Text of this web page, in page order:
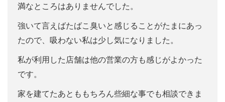
満なところはありませんでした。
強いて言えばたばこ臭いと感じることがたまにあっ
たので、吸わない私は少し気になりました。
私が利用した店舗は他の営業の方も感じがよかった
です。
家を建てたあとももちろん些細な事でも相談できま